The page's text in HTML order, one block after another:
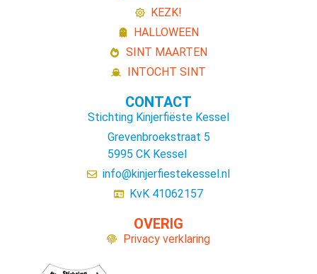
KEZK!
HALLOWEEN
SINT MAARTEN
INTOCHT SINT
CONTACT
Stichting Kinjerfiëste Kessel
Grevenbroekstraat 5
5995 CK Kessel
info@kinjerfiestekessel.nl
KvK 41062157
OVERIG
Privacy verklaring